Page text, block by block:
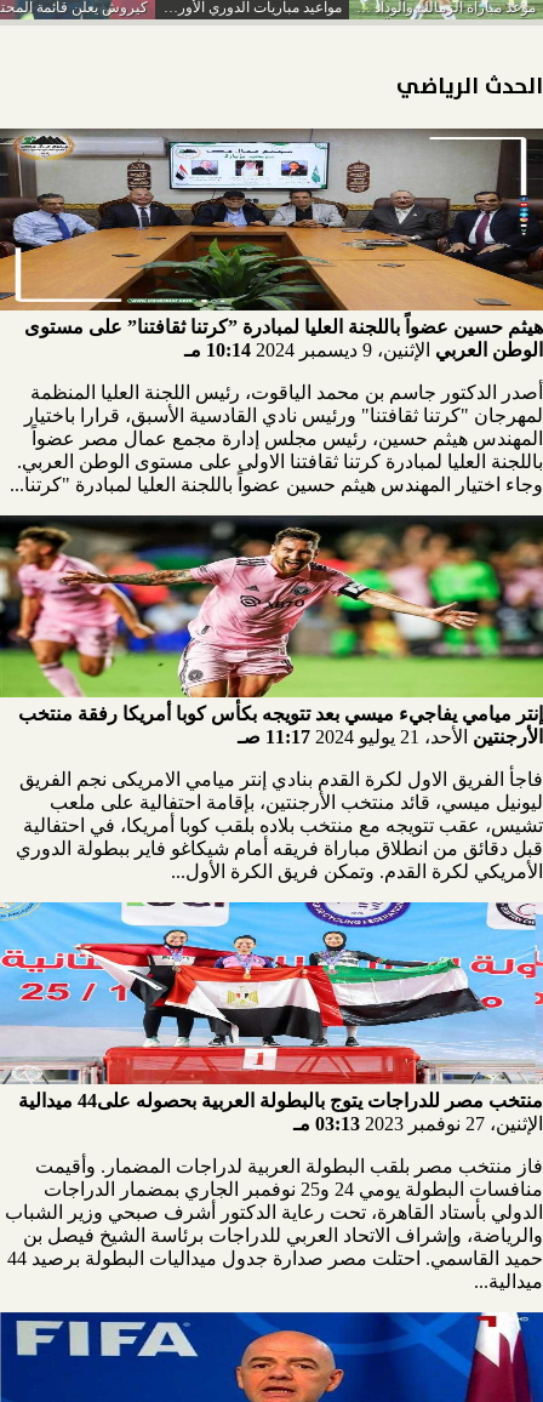
موعد مباراة الزمالك والوداد والقنوات الناقلة
الحدث الرياضي
هيثم حسين عضواً باللجنة العليا لمبادرة ”كرتنا ثقافتنا” على مستوى
الوطن العربي الإثنين، 9 ديسمبر 2024 10:14 مـ
أصدر الدكتور جاسم بن محمد الياقوت، رئيس اللجنة العليا المنظمة
لمهرجان "كرتنا ثقافتنا" ورئيس نادي القادسية الأسبق، قرارا باختيار
المهندس هيثم حسين، رئيس مجلس إدارة مجمع عمال مصر عضواً
باللجنة العليا لمبادرة كرتنا ثقافتنا الاولى على مستوى الوطن العربي.
وجاء اختيار المهندس هيثم حسين عضواً باللجنة العليا لمبادرة "كرتنا...
إنتر ميامي يفاجيء ميسي بعد تتويجه بكأس كوبا أمريكا رفقة منتخب
الأرجنتين الأحد، 21 يوليو 2024 11:17 صـ
فاجأ الفريق الاول لكرة القدم بنادي إنتر ميامي الامريكى نجم الفريق
ليونيل ميسي، قائد منتخب الأرجنتين، بإقامة احتفالية على ملعب
تشيس، عقب تتويجه مع منتخب بلاده بلقب كوبا أمريكا، في احتفالية
قبل دقائق من انطلاق مباراة فريقه أمام شيكاغو فاير ببطولة الدوري
الأمريكي لكرة القدم. وتمكن فريق الكرة الأول...
منتخب مصر للدراجات يتوج بالبطولة العربية بحصوله على44 ميدالية
الإثنين، 27 نوفمبر 2023
03:13 مـ
فاز منتخب مصر بلقب البطولة العربية لدراجات المضمار. وأقيمت
منافسات البطولة يومي 24 و25 نوفمبر الجاري بمضمار الدراجات
الدولي بأستاد القاهرة، تحت رعاية الدكتور أشرف صبحي وزير الشباب
والرياضة، وإشراف الاتحاد العربي للدراجات برئاسة الشيخ فيصل بن
حميد القاسمي. احتلت مصر صدارة جدول ميداليات البطولة برصيد 44
ميدالية...